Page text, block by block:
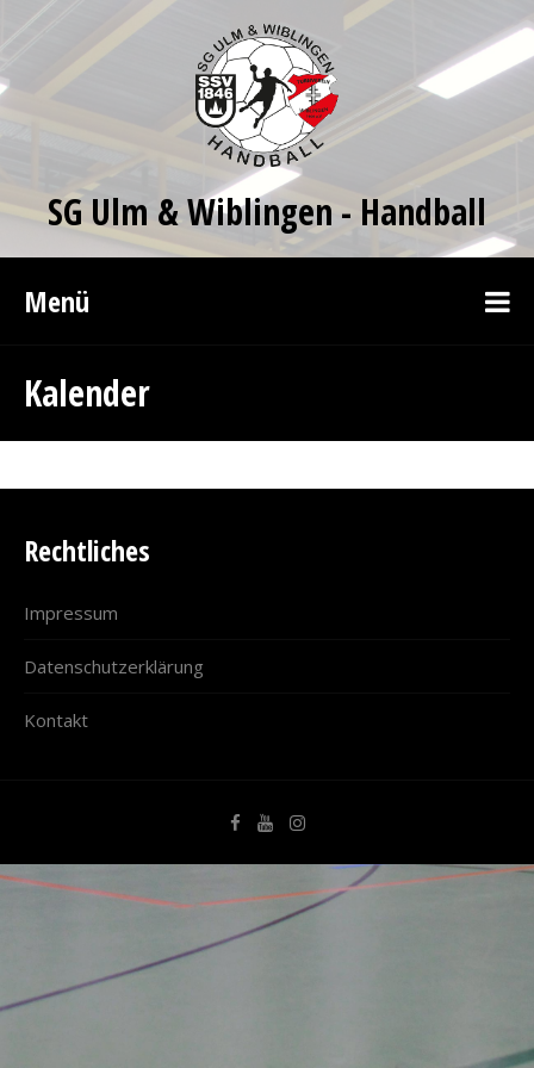
SG Ulm & Wiblingen - Handball
Menü
Kalender
Rechtliches
Impressum
Datenschutzerklärung
Kontakt